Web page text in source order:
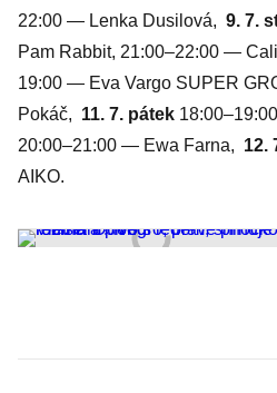
22:00 — Lenka Dusilová, 9. 7.
Pam Rabbit, 21:00–22:00 —
19:00 — Eva Vargo SUPER
Pokáč, 11. 7. pátek
20:00–21:00 — Ewa Farna, 12.
AIKO.